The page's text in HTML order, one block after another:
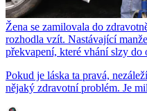
Žena se zamilovala do
rozhodla vzít. Nastávající
překvapení, které vhání slzy do
Pokud je láska ta pravá,
nějaký zdravotní problém. Je